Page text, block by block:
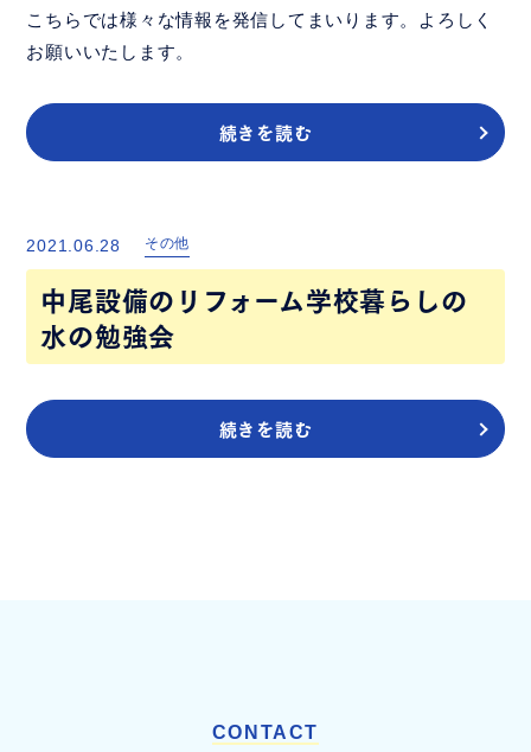
こちらでは様々な情報を発信してまいります。よろしく
お願いいたします。
続きを読む
2021.06.28 その他
中尾設備のリフォーム学校暮らしの
水の勉強会
続きを読む
CONTACT